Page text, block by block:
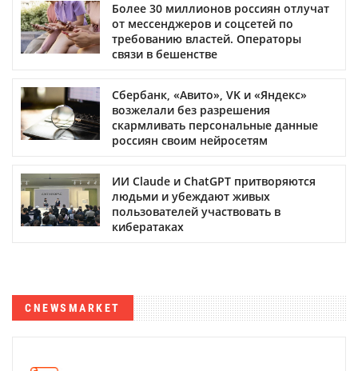
Более 30 миллионов россиян отлучат
от мессенджеров и соцсетей по
требованию властей. Операторы
связи в бешенстве
Сбербанк, «Авито», VK и «Яндекс»
возжелали без разрешения
скармливать персональные данные
россиян своим нейросетям
ИИ Claude и ChatGPT притворяются
людьми и убеждают живых
пользователей участвовать в
кибератаках
CNEWSMARKET